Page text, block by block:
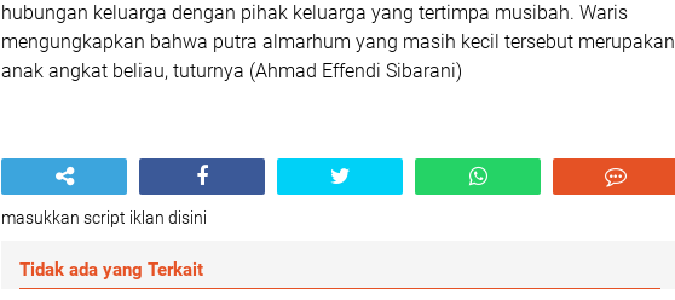
hubungan keluarga dengan pihak keluarga yang tertimpa musibah. Waris
mengungkapkan bahwa putra almarhum yang masih kecil tersebut merupakan
anak angkat beliau, tuturnya (Ahmad Effendi Sibarani)
masukkan script iklan disini
Tidak ada yang Terkait